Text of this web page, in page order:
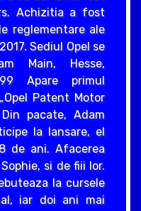
Achizitia a fost
reglementare ale
Sediul Opel se
Main, Hesse,
Apare primul
Patent Motor
pacate, Adam
la lansare, el
de ani. Afacerea
si de fiii lor.
la cursele
iar doi ani mai